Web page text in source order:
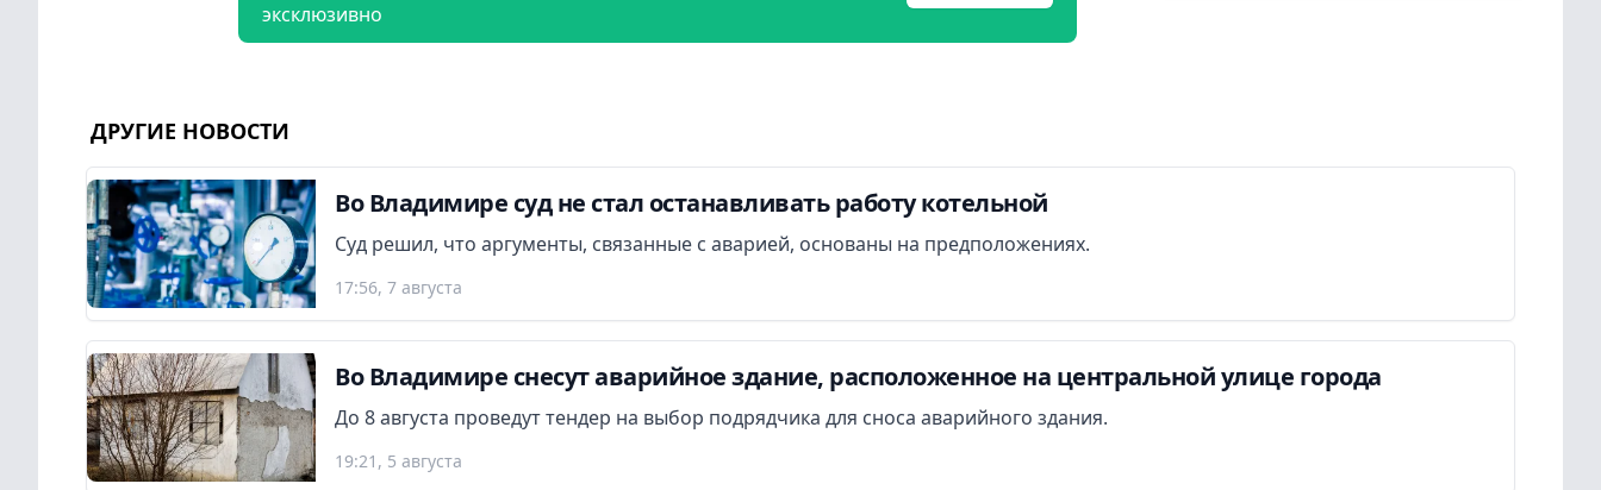
эксклюзивно
ДРУГИЕ НОВОСТИ
Во Владимире суд не стал останавливать работу котельной
Суд решил, что аргументы, связанные с аварией, основаны на предположениях.
17:56, 7 августа
Во Владимире снесут аварийное здание, расположенное на центральной улице города
До 8 августа проведут тендер на выбор подрядчика для сноса аварийного здания.
19:21, 5 августа